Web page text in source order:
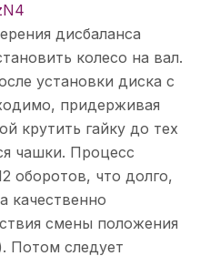
дисбаланса
колесо на вал.
установки диска с
придерживая
крутить гайку до тех
чашки. Процесс
оборотов, что долго,
качественно
смены положения
Потом следует